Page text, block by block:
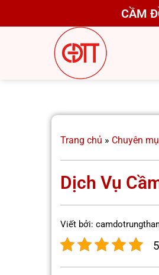
CẦM
Trang chủ » Chuyên
Dịch Vụ
Viết bởi: